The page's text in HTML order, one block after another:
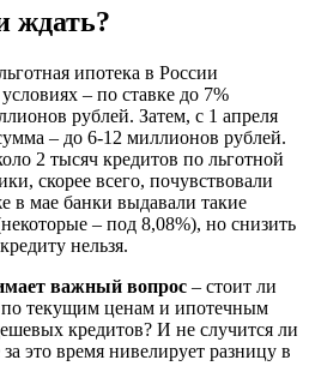
ждать?
ипотека в России
– по ставке до 7%
рублей. Затем, с 1 апреля
– до 6-12 миллионов рублей.
2 тысяч кредитов по льготной
скорее всего, почувствовали
в мае банки выдавали такие
– под 8,08%), но снизить
нельзя.
важный вопрос – стоит ли
по текущим ценам и ипотечным
кредитов? И не случится ли
это время нивелирует разницу в